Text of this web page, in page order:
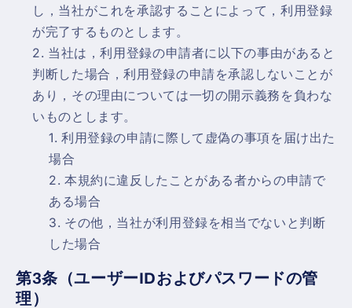
し，当社がこれを承認することによって，利用登録
が完了するものとします。
当社は，利用登録の申請者に以下の事由があると
判断した場合，利用登録の申請を承認しないことが
あり，その理由については一切の開示義務を負わな
いものとします。
利用登録の申請に際して虚偽の事項を届け出た
場合
本規約に違反したことがある者からの申請で
ある場合
その他，当社が利用登録を相当でないと判断
した場合
第3条（ユーザーIDおよびパスワードの管
理）